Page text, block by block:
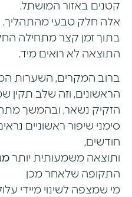
קטנים באזור המושתל.
אלה חלק טבעי מהתהליך.
בתוך זמן קצר מתחילה
התוצאה לא רואים מיד.
ברוב המקרים, השערות
הראשונים, וזה שלב תקין
הזקיק נשאר, ובהמשך
סימני שיפור ראשוניים
חודשים,
ותוצאה משמעותית יותר
התקופה שלאחר מכן
מי שמצפה לשינוי מיידי